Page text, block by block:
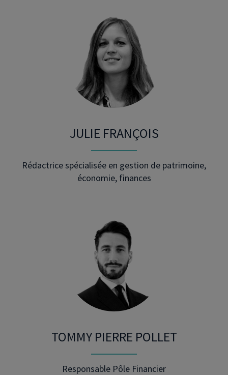
JULIE FRANÇOIS
Rédactrice spécialisée en gestion de patrimoine,
économie, finances
TOMMY PIERRE POLLET
Responsable Pôle Financier